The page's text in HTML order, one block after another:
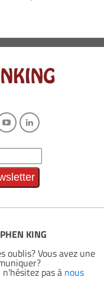
KING
oublis? Vous avez une
n'hésitez pas à nous